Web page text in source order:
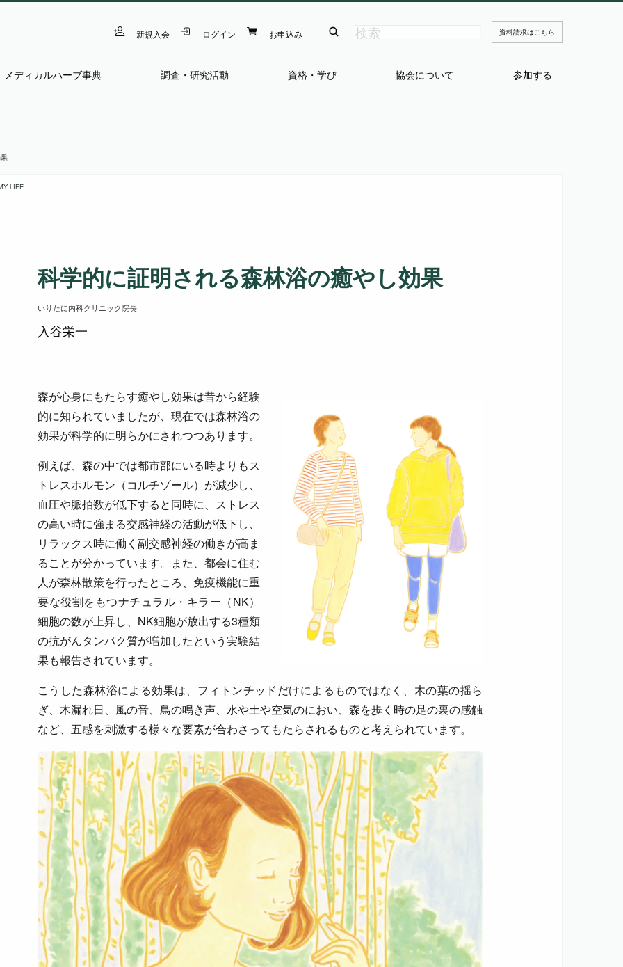
新規入会 ログイン お申込み 資料請求はこちら
メディカルハーブ事典 調査・研究活動 資格・学び 協会について 参加する
LIFE
科学的に証明される森林浴の癒やし効果
いりたに内科クリニック院長
入谷栄一
森が心身にもたらす癒やし効果は昔から経験
的に知られていましたが、現在では森林浴の
効果が科学的に明らかにされつつあります。
例えば、森の中では都市部にいる時よりもス
トレスホルモン（コルチゾール）が減少し、
血圧や脈拍数が低下すると同時に、ストレス
の高い時に強まる交感神経の活動が低下し、
リラックス時に働く副交感神経の働きが高ま
ることが分かっています。また、都会に住む
人が森林散策を行ったところ、免疫機能に重
要な役割をもつナチュラル・キラー（NK）
細胞の数が上昇し、NK細胞が放出する3種類
の抗がんタンパク質が増加したという実験結
果も報告されています。
こうした森林浴による効果は、フィトンチッドだけによるものではなく、木の葉の揺ら
ぎ、木漏れ日、風の音、鳥の鳴き声、水や土や空気のにおい、森を歩く時の足の裏の感触
など、五感を刺激する様々な要素が合わさってもたらされるものと考えられています。